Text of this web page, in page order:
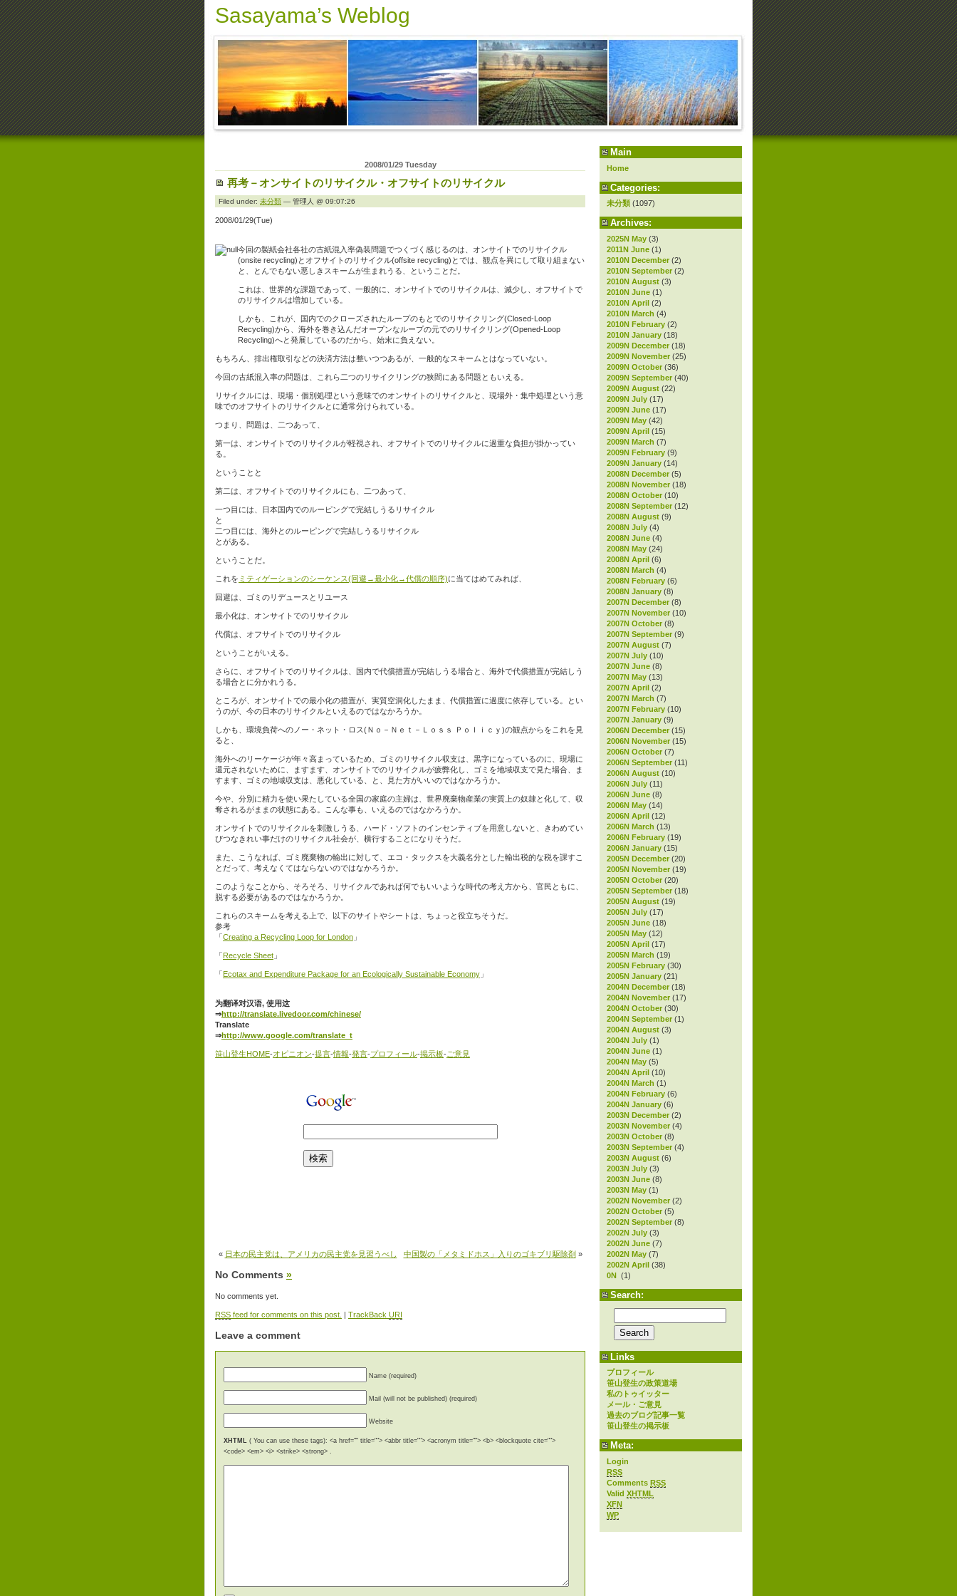
Sasayama’s Weblog
Main
Home
Categories:
未分類 (1097)
Archives:
2025N May (3)
2011N June (1)
2010N December (2)
2010N September (2)
2010N August (3)
2010N June (1)
2010N April (2)
2010N March (4)
2010N February (2)
2010N January (18)
2009N December (18)
2009N November (25)
2009N October (36)
2009N September (40)
2009N August (22)
2009N July (17)
2009N June (17)
2009N May (42)
2009N April (15)
2009N March (7)
2009N February (9)
2009N January (14)
2008N December (5)
2008N November (18)
2008N October (10)
2008N September (12)
2008N August (9)
2008N July (4)
2008N June (4)
2008N May (24)
2008N April (6)
2008N March (4)
2008N February (6)
2008N January (8)
2007N December (8)
2007N November (10)
2007N October (8)
2007N September (9)
2007N August (7)
2007N July (10)
2007N June (8)
2007N May (13)
2007N April (2)
2007N March (7)
2007N February (10)
2007N January (9)
2006N December (15)
2006N November (15)
2006N October (7)
2006N September (11)
2006N August (10)
2006N July (11)
2006N June (8)
2006N May (14)
2006N April (12)
2006N March (13)
2006N February (19)
2006N January (15)
2005N December (20)
2005N November (19)
2005N October (20)
2005N September (18)
2005N August (19)
2005N July (17)
2005N June (18)
2005N May (12)
2005N April (17)
2005N March (19)
2005N February (30)
2005N January (21)
2004N December (18)
2004N November (17)
2004N October (30)
2004N September (1)
2004N August (3)
2004N July (1)
2004N June (1)
2004N May (5)
2004N April (10)
2004N March (1)
2004N February (6)
2004N January (6)
2003N December (2)
2003N November (4)
2003N October (8)
2003N September (4)
2003N August (6)
2003N July (3)
2003N June (8)
2003N May (1)
2002N November (2)
2002N October (5)
2002N September (8)
2002N July (3)
2002N June (7)
2002N May (7)
2002N April (38)
0N (1)
Search:
Links
プロフィール
笹山登生の政策道場
私のトゥイッター
メール・ご意見
過去のブログ記事一覧
笹山登生の掲示板
Meta:
Login
RSS
Comments RSS
Valid XHTML
XFN
WP
2008/01/29 Tuesday
再考－オンサイトのリサイクル・オフサイトのリサイクル
Filed under: 未分類 — 管理人 @ 09:07:26
2008/01/29(Tue)
今回の製紙会社各社の古紙混入率偽装問題でつくづく感じるのは、オンサイトでのリサイクル
(onsite recycling)とオフサイトのリサイクル(offsite recycling)とでは、観点を異にして取り組まない
と、とんでもない悪しきスキームが生まれうる、ということだ。
これは、世界的な課題であって、一般的に、オンサイトでのリサイクルは、減少し、オフサイトで
のリサイクルは増加している。
しかも、これが、国内でのクローズされたループのもとでのリサイクリング(Closed-Loop
Recycling)から、海外を巻き込んだオープンなループの元でのリサイクリング(Opened-Loop
Recycling)へと発展しているのだから、始末に負えない。
もちろん、排出権取引などの決済方法は整いつつあるが、一般的なスキームとはなっていない。
今回の古紙混入率の問題は、これら二つのリサイクリングの狭間にある問題ともいえる。
リサイクルには、現場・個別処理という意味でのオンサイトのリサイクルと、現場外・集中処理という意
味でのオフサイトのリサイクルとに通常分けられている。
つまり、問題は、二つあって、
第一は、オンサイトでのリサイクルが軽視され、オフサイトでのリサイクルに過重な負担が掛かってい
る。
ということと
第二は、オフサイトでのリサイクルにも、二つあって、
一つ目には、日本国内でのルーピングで完結しうるリサイクル
と
二つ目には、海外とのルーピングで完結しうるリサイクル
とがある。
ということだ。
これを ミティゲーションのシーケンス(回避→最小化→代償の順序)に当てはめてみれば、
回避は、ゴミのリデュースとリユース
最小化は、オンサイトでのリサイクル
代償は、オフサイトでのリサイクル
ということがいえる。
さらに、オフサイトでのリサイクルは、国内で代償措置が完結しうる場合と、海外で代償措置が完結しう
る場合とに分かれうる。
ところが、オンサイトでの最小化の措置が、実質空洞化したまま、代償措置に過度に依存している。とい
うのが、今の日本のリサイクルといえるのではなかろうか。
しかも、環境負荷へのノー・ネット・ロス(Ｎｏ－Ｎｅｔ－Ｌｏｓｓ Ｐｏｌｉｃｙ)の観点からをこれを見
ると、
海外へのリーケージが年々高まっているため、ゴミのリサイクル収支は、黒字になっているのに、現場に
還元されないために、ますます、オンサイトでのリサイクルが疲弊化し、ゴミを地域収支で見た場合、ま
すます、ゴミの地域収支は、悪化している、と、見た方がいいのではなかろうか。
今や、分別に精力を使い果たしている全国の家庭の主婦は、世界廃棄物産業の実質上の奴隷と化して、収
奪されるがままの状態にある。こんな事も、いえるのではなかろうか。
オンサイトでのリサイクルを刺激しうる、ハード・ソフトのインセンティブを用意しないと、きわめてい
びつなきれい事だけのリサイクル社会が、横行することになりそうだ。
また、こうなれば、ゴミ廃棄物の輸出に対して、エコ・タックスを大義名分とした輸出税的な税を課すこ
とだって、考えなくてはならないのではなかろうか。
このようなことから、そろそろ、リサイクルであれば何でもいいような時代の考え方から、官民ともに、
脱する必要があるのではなかろうか。
これらのスキームを考える上で、以下のサイトやシートは、ちょっと役立ちそうだ。
参考
「Creating a Recycling Loop for London 」
「Recycle Sheet 」
「Ecotax and Expenditure Package for an Ecologically Sustainable Economy 」
为翻译对汉语, 使用这
⇒http://translate.livedoor.com/chinese/
Translate
⇒http://www.google.com/translate_t
笹山登生HOME-オピニオン-提言-情報-発言-プロフィール-掲示板-ご意見
« 日本の民主党は、アメリカの民主党を見習うべし 中国製の「メタミドホス」入りのゴキブリ駆除剤 »
No Comments »
No comments yet.
RSS feed for comments on this post. | TrackBack URI
Leave a comment
Name (required)
Mail (will not be published) (required)
Website
XHTML ( You can use these tags): <a href="" title=""> <abbr title=""> <acronym title=""> <b> <blockquote cite="">
<code> <em> <i> <strike> <strong> .